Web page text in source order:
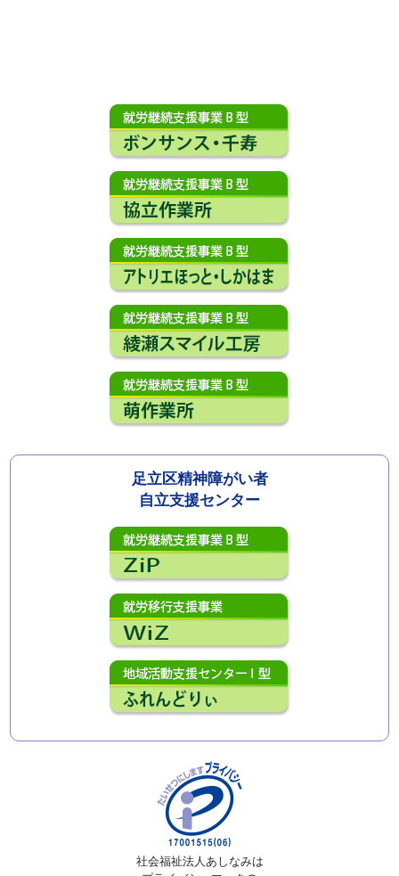
足立区精神障がい者
自立支援センター
社会福祉法人あしなみは